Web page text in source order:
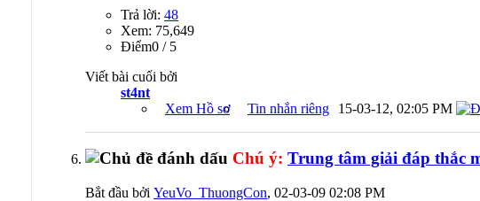
Trả lời: 48
Xem: 75,649
Ðiểm0 / 5
Viết bài cuối bởi
st4nt
Xem Hồ sơ
Tin nhắn riêng 15-03-12, 02:05 PM
Chú ý: Trung tâm giải đáp thắc
Bắt đầu bởi YeuVo_ThuongCon, 02-03-09 02:08 PM